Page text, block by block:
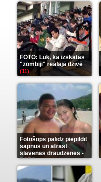
FOTO: Lūk, kā izskatās
"zombiji" reālajā dzīvē
(11)
Fotošops palīdz piepildīt
sapņus un atrast
slavenas draudzenes -
FOTO(13)